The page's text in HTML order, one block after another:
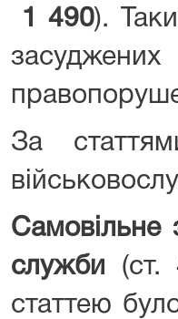
1 490).
За
Самовільне
служби
(ст.
статтею